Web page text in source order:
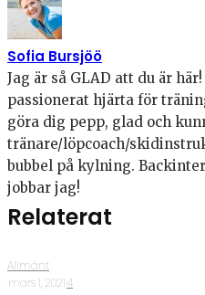
Sofia Bursjöö
Jag är så GLAD att du är
passionerat hjärta för
göra dig pepp, glad och
tränare/löpcoach/
bubbel på kylning.
jobbar jag!
Relaterat
Allmänt
·mars 1, 2021·4